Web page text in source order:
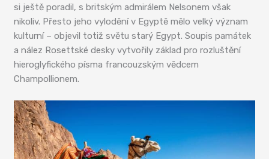
si ještě poradil, s britským admirálem Nelsonem však
nikoliv. Přesto jeho vylodění v Egyptě mělo velký význam
kulturní – objevil totiž světu starý Egypt. Soupis památek
a nález Rosettské desky vytvořily základ pro rozluštění
hieroglyfického písma francouzským vědcem
Champollionem.